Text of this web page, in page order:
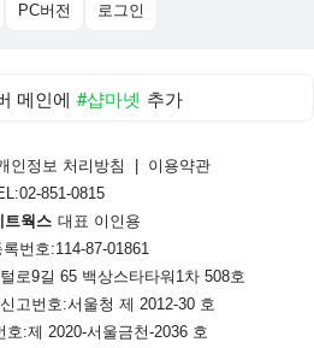
PC버전 로그인
메인에 #샵마넷 추가
인정보 처리방침
이용약관
851-0815
트웍스 대표 이인용
번호:114-87-01861
로9길 65 백상스타타워1차 508호
고번호:서울청 제 2012-30 호
호:제 2020-서울금천-2036 호